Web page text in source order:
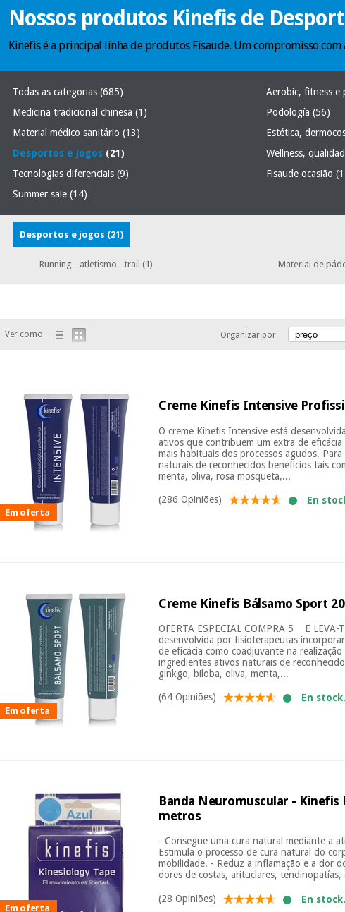
Nossos produtos Kinefis de
Kinefis é a principal linha de produtos Fisaude. Um compromisso
Todas as categorias (685) Aerobic, fitness e
Medicina tradicional chinesa (1) Podología(56)
Material médico sanitário (13) Estética,
Desportos e jogos (21) Wellness,
Tecnologias diferenciais (9) Fisaude ocasião
Summer sale (14)
Desportos e jogos (21)
Running - atletismo - trail (1) Material de
Ver como Organizar por
Em oferta
Creme Kinefis Intensive
O creme Kinefis Intensive está
ativos que contribuem um extra de
mais habituais dos processos agudos.
naturais de reconhecidos benefícios tais
menta, oliva, rosa mosqueta,...
(286 Opiniões)
En
Em oferta
Creme Kinefis Bálsamo Sport
OFERTA ESPECIAL COMPRA 5 E
desenvolvida por fisioterapeutas
de eficácia como coadjuvante na
ingredientes ativos naturais de
ginkgo, biloba, oliva, menta,...
(64 Opiniões) En
Em oferta
Banda Neuromuscular - Kinefis
metros
- Consegue uma cura natural mediante a
Estimula o processo de cura natural do
mobilidade. - Reduz a inflamação e a dor
dores de costas, arituclares,
(28 Opiniões) En